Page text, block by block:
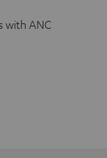
with ANC